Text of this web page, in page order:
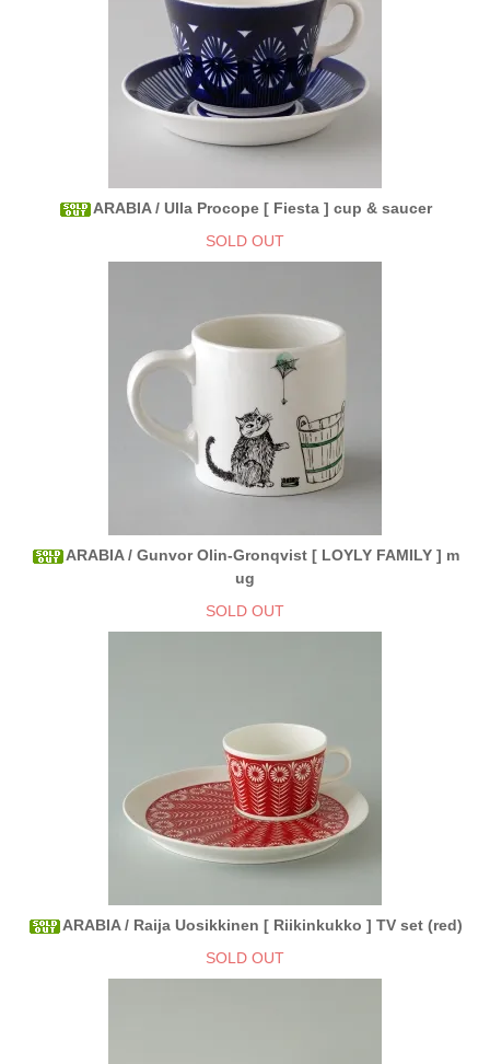
ARABIA / Ulla Procope [ Fiesta ] cup & saucer
SOLD OUT
ARABIA / Gunvor Olin-Gronqvist [ LOYLY FAMILY ] m
ug
SOLD OUT
ARABIA / Raija Uosikkinen [ Riikinkukko ] TV set (red)
SOLD OUT